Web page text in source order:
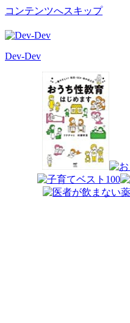
コンテンツへスキップ
Dev-Dev